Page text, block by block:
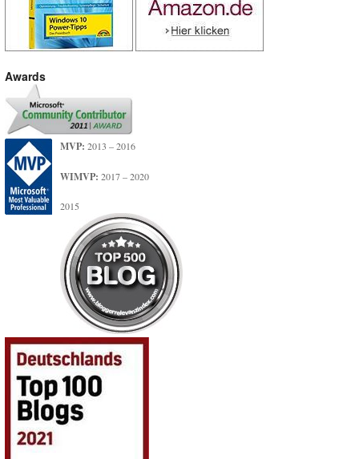
Awards
MVP: 2013 – 2016
WIMVP: 2017 – 2020
2015